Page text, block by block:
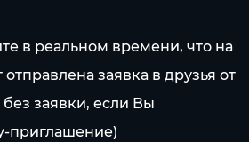
в реальном времени, что на
заявка в друзья от
заявки, если Вы
приглашение)